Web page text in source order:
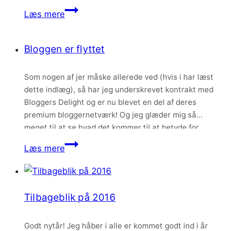
voksnes rækker – selvom jeg faktisk ikke…
Læs mereNyuddannet
hvad
nu?
Bloggen er flyttet
Som nogen af jer måske allerede ved (hvis i har læst
dette indlæg), så har jeg underskrevet kontrakt med
Bloggers Delight og er nu blevet en del af deres
premium bloggernetværk! Og jeg glæder mig så
meget til at se hvad det kommer til at betyde for
bloggens fremtid, som jeg fortsat har store
ambitioner…
Læs mereBloggen
flyttet
Tilbageblik på 2016
Godt nytår! Jeg håber i alle er kommet godt ind i år